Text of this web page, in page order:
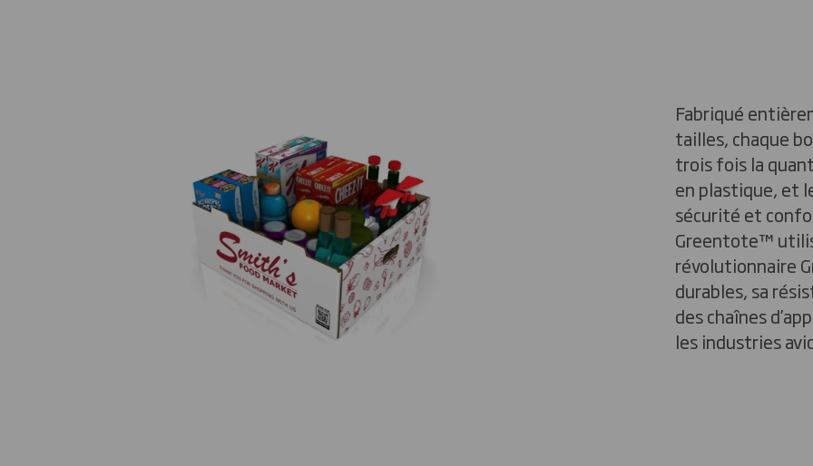
Fabriqué
tailles, chaque
trois fois la
en plastique, et
sécurité et
Greentote™️
révolutionnaire
durables, sa
des chaînes
les industries